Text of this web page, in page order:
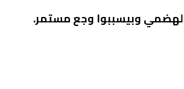
وبيسببوا وجع مستمر.